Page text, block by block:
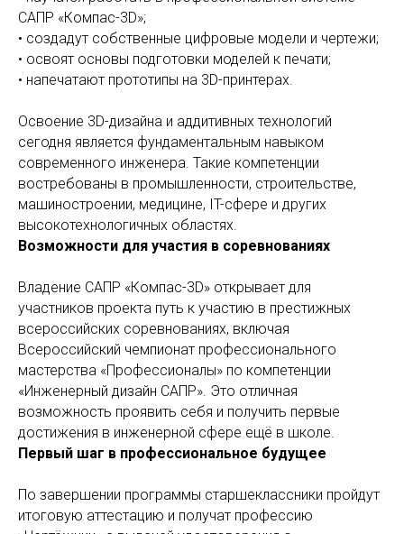
САПР «Компас-3D»;
• создадут собственные цифровые модели и чертежи;
• освоят основы подготовки моделей к печати;
• напечатают прототипы на 3D-принтерах.
Освоение 3D-дизайна и аддитивных технологий
сегодня является фундаментальным навыком
современного инженера. Такие компетенции
востребованы в промышленности, строительстве,
машиностроении, медицине, IT-сфере и других
высокотехнологичных областях.
Возможности для участия в соревнованиях
Владение САПР «Компас-3D» открывает для
участников проекта путь к участию в престижных
всероссийских соревнованиях, включая
Всероссийский чемпионат профессионального
мастерства «Профессионалы» по компетенции
«Инженерный дизайн САПР». Это отличная
возможность проявить себя и получить первые
достижения в инженерной сфере ещё в школе.
Первый шаг в профессиональное будущее
По завершении программы старшеклассники пройдут
итоговую аттестацию и получат профессию